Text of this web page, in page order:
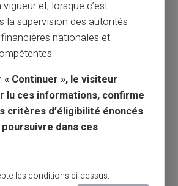
Carte prépayée
du paiement mobile avec
imposé dans les habitudes quotidiennes,
pour é...
et, lorsque c’est
la supervision des autorités
nationales et
« Continuer », le visiteur
lu ces informations, confirme
critères d’éligibilité énoncés
dans ces
les conditions ci-dessus.